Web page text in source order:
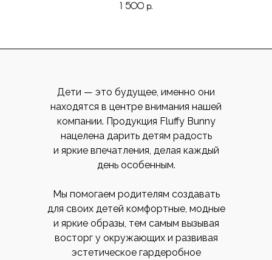
1 500 р.
Дети — это будущее, именно они
находятся в центре внимания нашей
компании. Продукция Fluffy Bunny
нацелена дарить детям радость
и яркие впечатления, делая каждый
день особенным.
Мы помогаем родителям создавать
для своих детей комфортные, модные
и яркие образы, тем самым вызывая
восторг у окружающих и развивая
эстетическое гардеробное